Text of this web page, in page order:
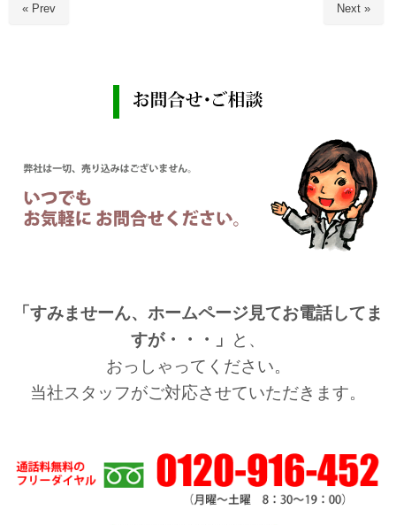
« Prev Next »
「すみませーん、ホームページ見てお電話してま
すが・・・」
と、
おっしゃってください。
当社スタッフがご対応させていただきます。